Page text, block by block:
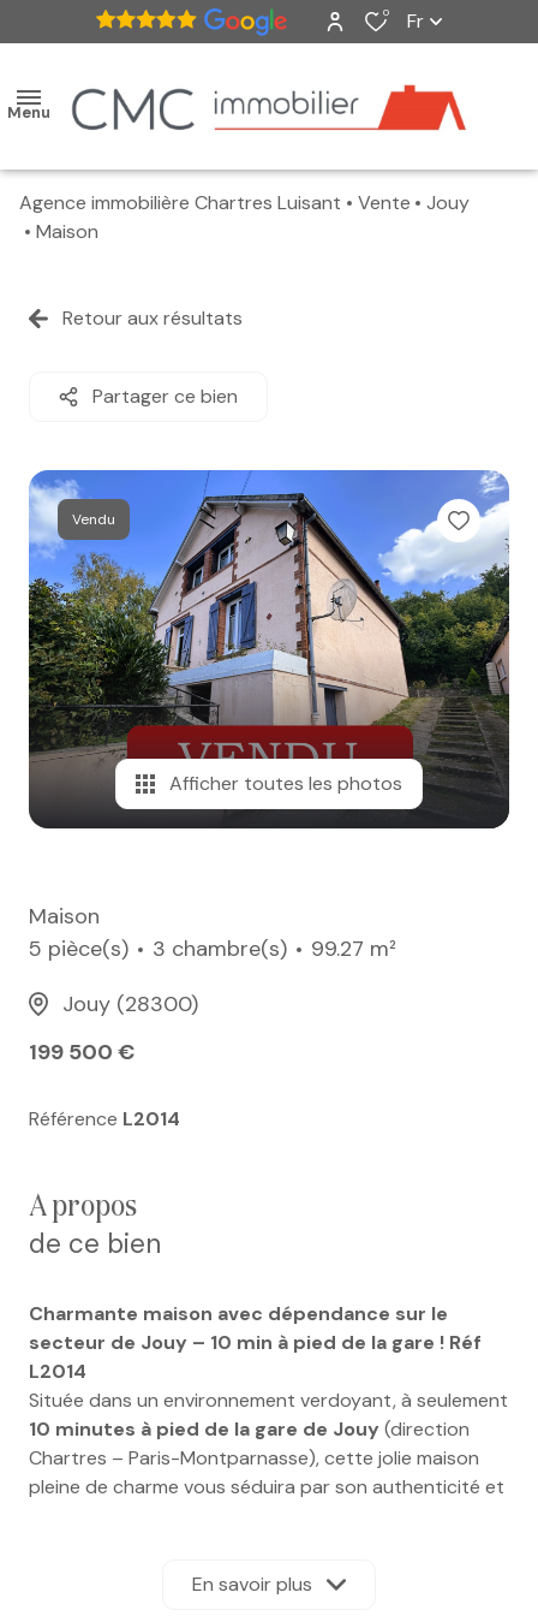
0 Fr
Menu
accueil
vendus
estimation
alerte
e-mail
notre
agence
nos
honoraires
contact
Agence immobilière Chartres Luisant Vente
Jouy
Maison
Retour aux résultats
Partager ce bien
Vendu
Afficher toutes les photos
Maison
5 pièce(s)
3 chambre(s)
99.27 m²
Jouy (28300)
199 500 €
Référence L2014
a propos
de ce bien
Charmante maison avec dépendance sur le
secteur de Jouy – 10 min à pied de la gare ! Réf
L2014
Située dans un environnement verdoyant, à seulement
10 minutes à pied de la gare de Jouy (direction
Chartres – Paris-Montparnasse), cette jolie maison
pleine de charme vous séduira par son authenticité et
manger lumineux, idéal pour les moments de
convivialité en famille, ainsi que d’un
En savoir plus